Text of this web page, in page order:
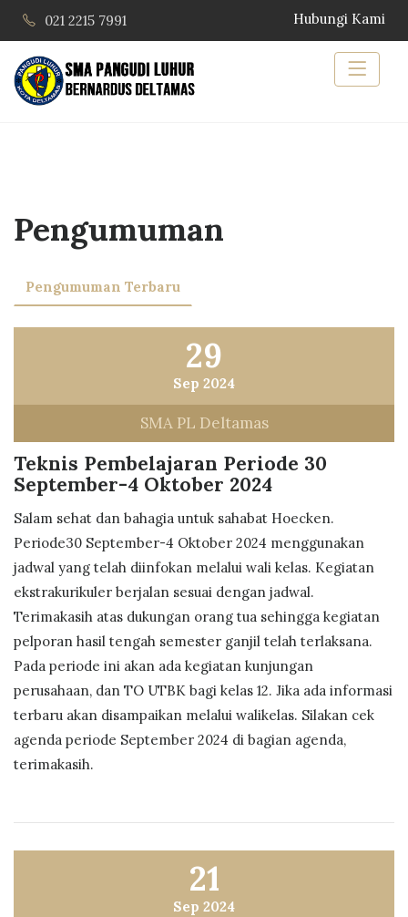
021 2215 7991 Hubungi Kami
Pengumuman
Pengumuman Terbaru
29
Sep 2024
SMA PL Deltamas
Teknis Pembelajaran Periode 30
September-4 Oktober 2024
Salam sehat dan bahagia untuk sahabat Hoecken.
Periode30 September-4 Oktober 2024 menggunakan
jadwal yang telah diinfokan melalui wali kelas. Kegiatan
ekstrakurikuler berjalan sesuai dengan jadwal.
Terimakasih atas dukungan orang tua sehingga kegiatan
pelporan hasil tengah semester ganjil telah terlaksana.
Pada periode ini akan ada kegiatan kunjungan
perusahaan, dan TO UTBK bagi kelas 12. Jika ada informasi
terbaru akan disampaikan melalui walikelas. Silakan cek
agenda periode September 2024 di bagian agenda,
terimakasih.
21
Sep 2024